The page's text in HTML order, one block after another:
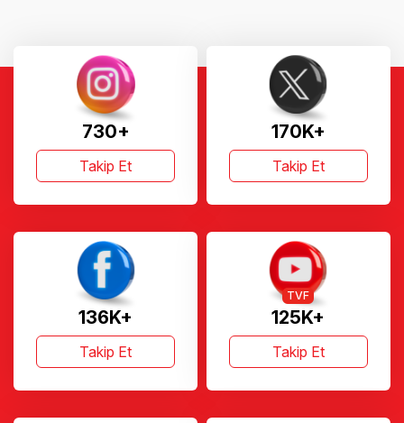
730+
Takip Et
170K+
Takip Et
136K+
Takip Et
125K+
TVF
Takip Et